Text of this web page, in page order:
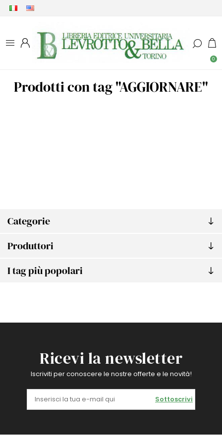
0
Categorie
Produttori
I tag più popolari
Prodotti con tag "AGGIORNARE"
Ricevi la newsletter
Iscriviti per conoscere le nostre offerte e le novità!
Sottoscrivi